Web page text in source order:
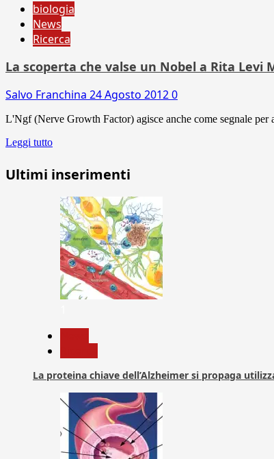
biologia
News
Ricerca
La scoperta che valse un Nobel a Rita Levi
Salvo Franchina 24 Agosto 20120
L'Ngf (Nerve Growth Factor) agisce anche come segnale
Leggi tutto
Ultimi inserimenti
La proteina chiave dell’Alzheimer si propaga